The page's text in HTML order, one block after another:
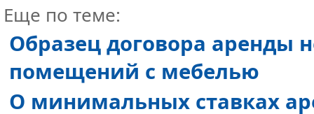
Еще по теме:
Образец договора аренды
помещений с мебелью
О минимальных ставках